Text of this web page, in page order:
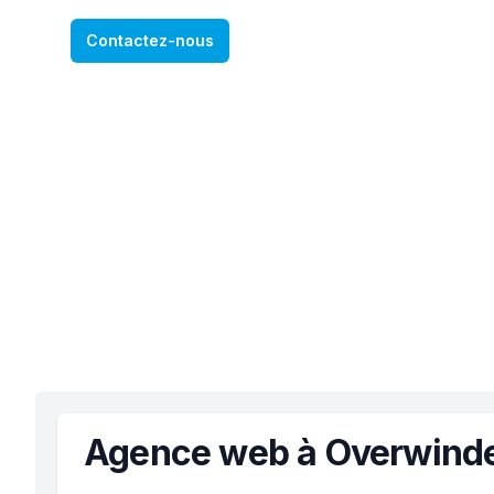
Contactez-nous
Agence web à